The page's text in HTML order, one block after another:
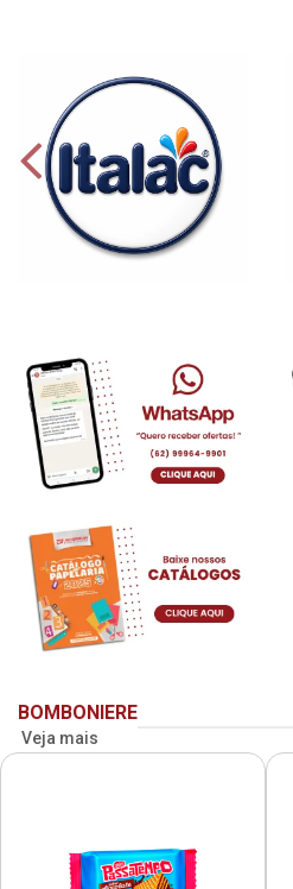
BOMBONIERE
Veja mais